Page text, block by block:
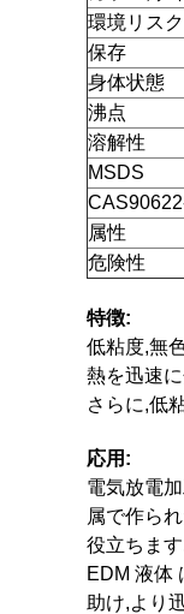
環境リスク
保存
身体状態
沸点
溶解性
MSDS
属性
危険性
特徴:
低粘度,無
熱を迅速
さらに,低
応用:
電気放電
属で作ら
役立ちま
EDM 液体
助け,より